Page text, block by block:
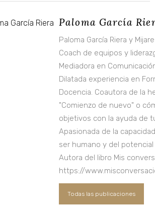
Paloma García
Paloma García Riera y
Coach de equipos y
Mediadora en
Dilatada experiencia en
Docencia. Coautora de la
"Comienzo de nuevo" o
objetivos con la ayuda de
Apasionada de la
ser humano y del
Autora del libro Mis
https://
Todas las publicaciones